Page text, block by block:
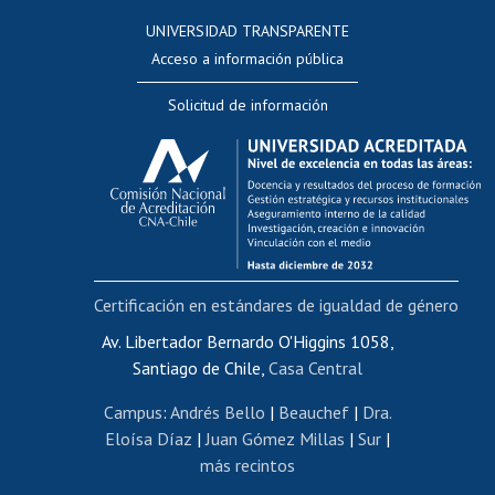
Evaluación docente
Calificación académica
Postulación al AUCAI
Funcionarias/os
Cursos internos de capacitación
Bienestar del personal
Portal de movilidad interna
Certificado de renta
Certificado de renta honorarios
Editar páginas blancas
Extranjeras/os
UNIVERSIDAD TRANSPARENTE
Acceso a información pública
Solicitud de información
Av. Libertador Bernardo O'Higgins 1058,
Santiago de Chile, Casa Central
Campus: Andrés Bello | Beauchef| Dra.
Eloísa Díaz |Juan Gómez Millas | Sur |
más recintos
Certificación en estándares de igualdad de género